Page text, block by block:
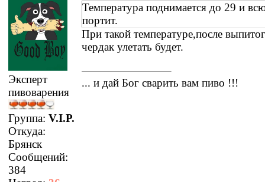
Эксперт
пивоварения
Группа: V.I.P.
Откуда:
Брянск
Сообщений:
384
Температура поднимается до 29 и
портит.
При такой температуре,после
чердак улетать будет.
... и дай Бог сварить вам пиво !!!